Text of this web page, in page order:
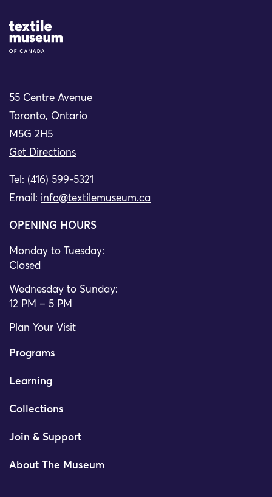
Site Logo
55 Centre Avenue
Toronto, Ontario
M5G 2H5
Get Directions
Tel: (416) 599-5321
Email: info@textilemuseum.ca
OPENING HOURS
Monday to Tuesday:
Closed
Wednesday to Sunday:
12 PM – 5 PM
Plan Your Visit
Programs
Learning
Collections
Join & Support
About The Museum